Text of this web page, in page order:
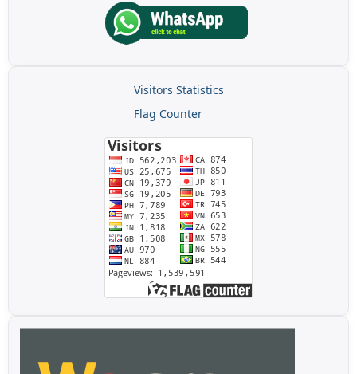
Visitors Statistics
Flag Counter